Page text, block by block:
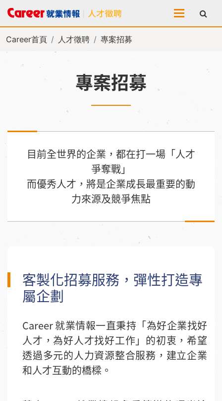
全站搜尋
Career首頁 人才徵聘 專案招募
專案招募
目前全世界的企業，都在打一場「人才
爭奪戰」
而優秀人才，將是企業成長最重要的動
力來源及競爭焦點
客製化招募服務，彈性打造專
屬企劃
Career 就業情報一直秉持「為好企業找好
人才，為好人才找好工作」的初衷，希望
透過多元的人力資源整合服務，建立企業
和人才互動的橋樑。